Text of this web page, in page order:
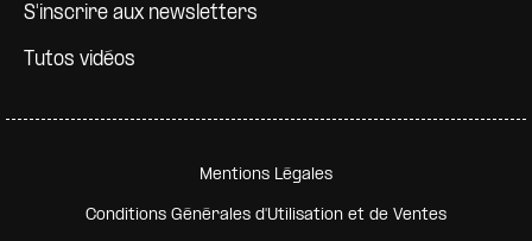
S'inscrire aux newsletters
Tutos vidéos
Pied de page secondaire
Mentions Légales
Conditions Générales d'Utilisation et de Ventes